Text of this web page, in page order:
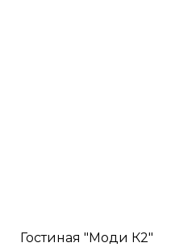
Гостиная "Моди К2"